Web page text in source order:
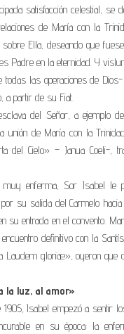
satisfacción celestial, se
de María con la
sobre Ella, deseando que
Padre en la eternidad. Y
las operaciones de Dios-
a partir de su Fiat.
del Señor, a ejemplo
unión de María con la
del Cielo» – Janua Coeli-,
muy enferma, Sor Isabel le
su salida del Carmelo
su entrada en el convento.
definitivo con la
Laudem gloriæ», oyeron que
la luz, al amor»
1905, Isabel empezó a sentir
en su época: la